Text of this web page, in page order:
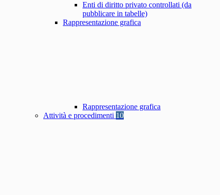
Enti di diritto privato controllati (da
pubblicare in tabelle)
Rappresentazione grafica
Rappresentazione grafica
Attività e procedimenti 10